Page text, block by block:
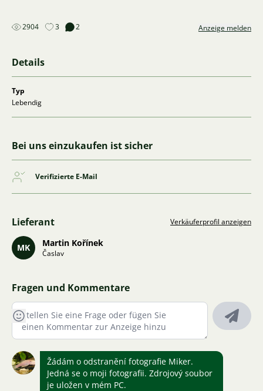
2904 3 2 Anzeige melden
Details
Typ
Lebendig
Bei uns einzukaufen ist sicher
Verifizierte E-Mail
Lieferant Verkäuferprofil anzeigen
MK Martin Kořínek
Časlav
Fragen und Kommentare
Žádám o odstranění fotografie Miker.
Jedná se o moji fotografii. Zdrojový soubor
je uložen v mém PC.